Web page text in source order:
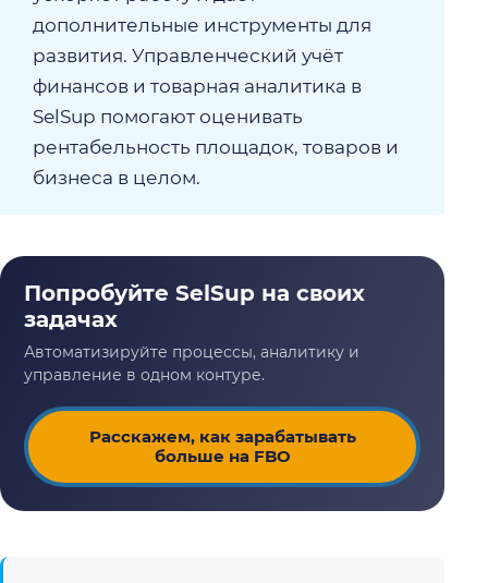
дополнительные инструменты для
развития. Управленческий учёт
финансов и товарная аналитика в
SelSup помогают оценивать
рентабельность площадок, товаров и
бизнеса в целом.
Расскажем, как зарабатывать
больше на FBO